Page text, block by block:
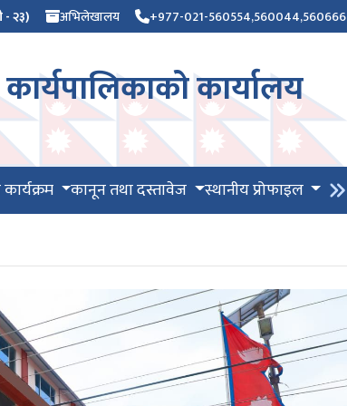
- २३) अभिलेखालय +977-021-560554,560044,560666
कार्यालय
कानून तथा दस्तावेज स्थानीय प्रोफाइल